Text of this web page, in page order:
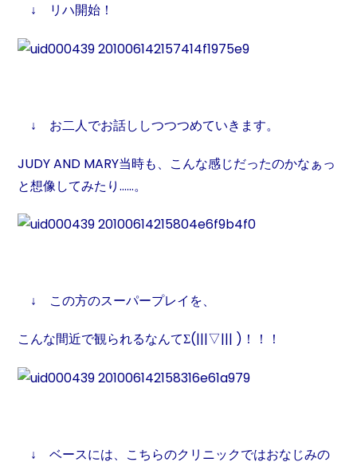
↓ リハ開始！
↓ お二人でお話ししつつつめていきます。
JUDY AND MARY当時も、 こんな感じだったのかなぁっ
と想像してみたり……。
↓ この方のスーパープレイを、
こんな間近で観られるなんてΣ(|||▽||| )！！！
↓ ベースには、こちらのクリニックではおなじみの